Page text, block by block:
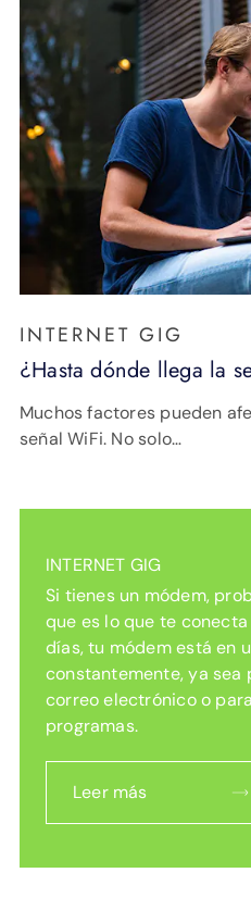
INTERNET GIG
¿Hasta dónde llega la
Muchos factores pueden
señal WiFi. No solo…
INTERNET GIG
Si tienes un módem,
que es lo que te
días, tu módem está en
constantemente, ya sea
correo electrónico o
programas.
Leer más